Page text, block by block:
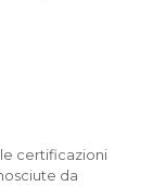
certificazioni
da